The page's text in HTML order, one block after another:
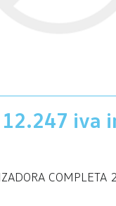
12.247 iva
COMPLETA